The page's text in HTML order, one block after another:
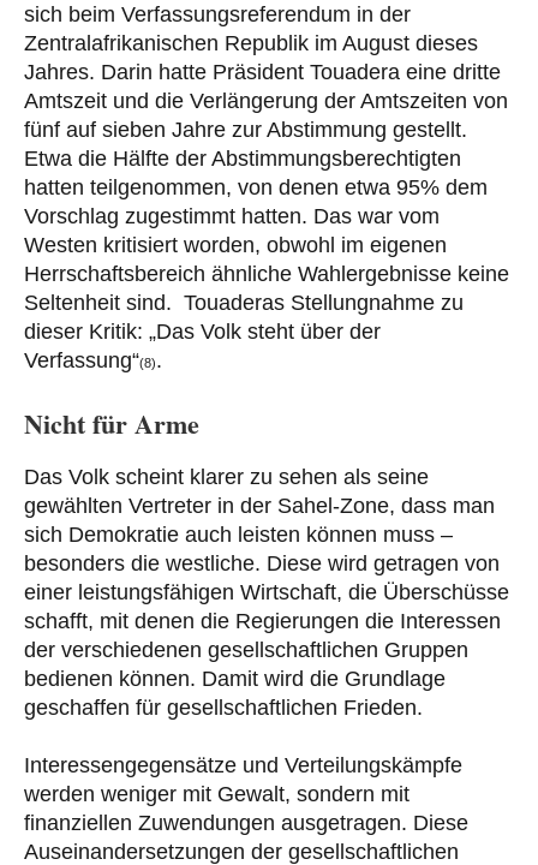
sich beim Verfassungsreferendum in der
Zentralafrikanischen Republik im August dieses
Jahres. Darin hatte Präsident Touadera eine dritte
Amtszeit und die Verlängerung der Amtszeiten von
fünf auf sieben Jahre zur Abstimmung gestellt.
Etwa die Hälfte der Abstimmungsberechtigten
hatten teilgenommen, von denen etwa 95% dem
Vorschlag zugestimmt hatten. Das war vom
Westen kritisiert worden, obwohl im eigenen
Herrschaftsbereich ähnliche Wahlergebnisse keine
Seltenheit sind. Touaderas Stellungnahme zu
dieser Kritik: „Das Volk steht über der
Verfassung“(8).
Nicht für Arme
Das Volk scheint klarer zu sehen als seine
gewählten Vertreter in der Sahel-Zone, dass man
sich Demokratie auch leisten können muss –
besonders die westliche. Diese wird getragen von
einer leistungsfähigen Wirtschaft, die Überschüsse
schafft, mit denen die Regierungen die Interessen
der verschiedenen gesellschaftlichen Gruppen
bedienen können. Damit wird die Grundlage
geschaffen für gesellschaftlichen Frieden.
Interessengegensätze und Verteilungskämpfe
werden weniger mit Gewalt, sondern mit
finanziellen Zuwendungen ausgetragen. Diese
Auseinandersetzungen der gesellschaftlichen